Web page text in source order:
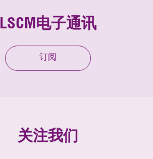
LSCM电子通讯
订阅
关注我们